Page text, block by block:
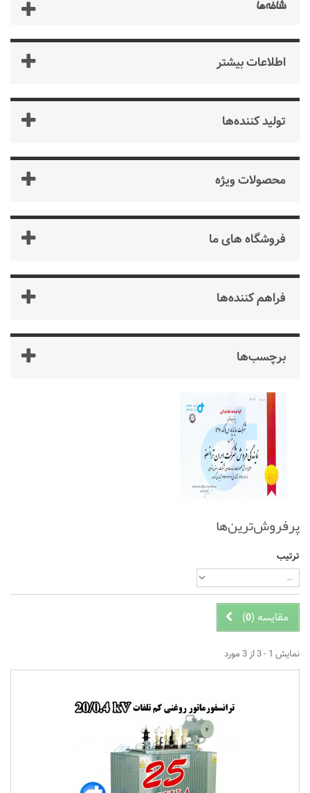
شاخه‌ها
اطلاعات بیشتر
تولید کننده‌ها
محصولات ویژه
فروشگاه های ما
فراهم کننده‌ها
برچسب‌ها
پرفروش‌ترین‌ها
ترتیب
مقایسه (0
)
نمایش 1 - 3 از 3 مورد